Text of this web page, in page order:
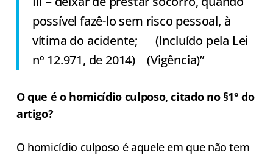
possível fazê-lo sem risco pessoal, à
vítima do acidente; (Incluído pela Lei
nº 12.971, de 2014) (Vigência)”
O que é o homicídio culposo, citado no §1° do
artigo?
O homicídio culposo é aquele em que não tem